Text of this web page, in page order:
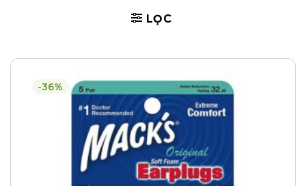
LỌC
-36%